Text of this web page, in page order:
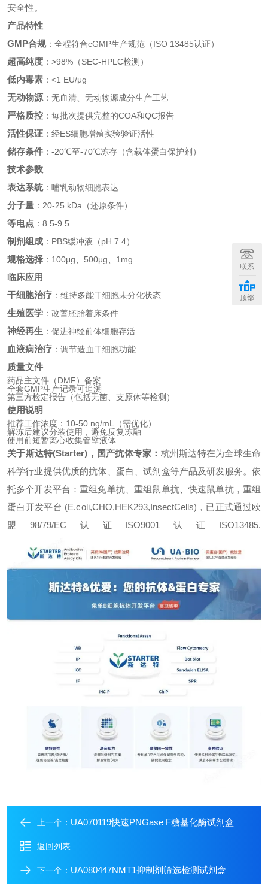
安全性。
产品特性
GMP合规：全程符合cGMP生产规范（ISO 13485认证）
超高纯度 ：>98%（SEC-HPLC检测）
低内毒素 ：<1 EU/μg
无动物源 ：无血清、无动物源成分生产工艺
严格质控 ：每批次提供完整的COA和QC报告
活性保证 ：经ES细胞增殖实验验证活性
储存条件 ：-20℃至-70℃冻存（含载体蛋白保护剂）
技术参数
表达系统：哺乳动物细胞表达
分子量 ：20-25 kDa（还原条件）
等电点 ：8.5-9.5
制剂组成 ：PBS缓冲液（pH 7.4）
规格选择 ：100μg、500μg、1mg
临床应用
干细胞治疗 ：维持多能干细胞未分化状态
生殖医学 ：改善胚胎着床条件
神经再生 ：促进神经前体细胞存活
血液病治疗 ：调节造血干细胞功能
质量文件
药品主文件（DMF）备案
全套GMP生产记录可追溯
第三方检定报告（包括无菌、支原体等检测）
使用说明
推荐工作浓度：10-50 ng/mL（需优化）
解冻后建议分装使用，避免反复冻融
使用前短暂离心收集管壁液体
关于斯达特(Starter)，国产抗体专家： 杭州斯达特在为全球生命
科学行业提供优质的抗体、蛋白、试剂盒等产品及研发服务。依
托多个开发平台：重组免单抗、重组鼠单抗、快速鼠单抗，重组
蛋白开发平台 (E.coli,CHO,HEK293,InsectCells)，已正式通过欧
盟98/79/EC认证ISO9001认证ISO13485.
上一个： UA070119快速PNGase F糖基化酶试剂盒
返回列表
下一个： UA080447NMT1抑制剂筛选检测试剂盒
联系
顶部